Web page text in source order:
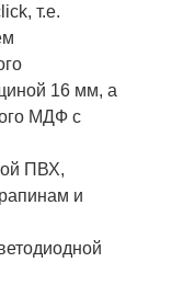
т.е.
16 мм, а
МДФ с
ПВХ,
и